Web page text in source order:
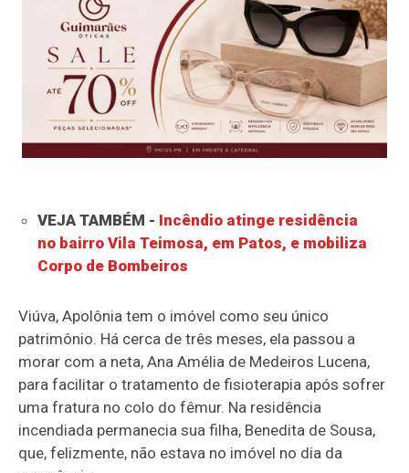
VEJA TAMBÉM - Incêndio atinge residência
no bairro Vila Teimosa, em Patos, e mobiliza
Corpo de Bombeiros
Viúva, Apolônia tem o imóvel como seu único
patrimônio. Há cerca de três meses, ela passou a
morar com a neta, Ana Amélia de Medeiros Lucena,
para facilitar o tratamento de fisioterapia após sofrer
uma fratura no colo do fêmur. Na residência
incendiada permanecia sua filha, Benedita de Sousa,
que, felizmente, não estava no imóvel no dia da